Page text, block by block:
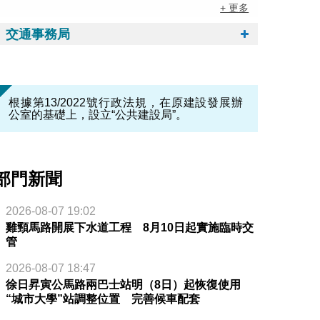
+ 更多
交通事務局
根據第13/2022號行政法規，在原建設發展辦
公室的基礎上，設立“公共建設局”。
門新聞
2026-08-07 19:02
雞頸馬路開展下水道工程 8月10日起實施臨時交
管
2026-08-07 18:47
徐日昇寅公馬路兩巴士站明（8日）起恢復使用
“城市大學”站調整位置 完善候車配套